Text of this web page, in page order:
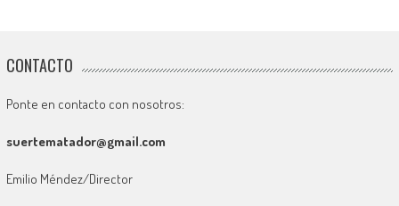
CONTACTO
Ponte en contacto con nosotros:
suertematador@gmail.com
Emilio Méndez/Director